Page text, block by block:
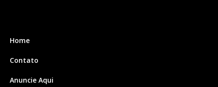
Home
Contato
Anuncie Aqui